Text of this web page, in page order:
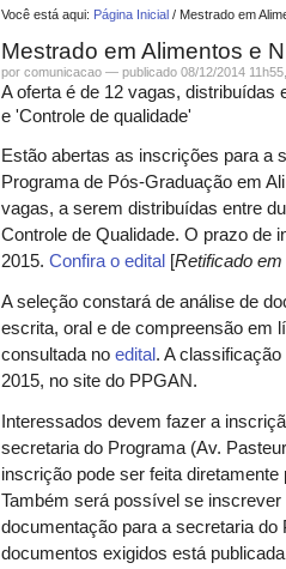
Você está aqui: Página Inicial / Mestrado em
Mestrado em Alimentos e
por comunicacao —publicado 08/12/2014
A oferta é de 12 vagas, distribuídas
e 'Controle de qualidade'
Estão abertas as inscrições para a
Programa de Pós-Graduação em
vagas, a serem distribuídas entre
Controle de Qualidade. O prazo de
2015.Confira o edital [Retificado
A seleção constará de análise de
escrita, oral e de compreensão em
consultada noedital. A
2015, no site do PPGAN.
Interessados devem fazer a
secretaria do Programa (Av.
inscrição pode ser feita
Também será possível se
documentação para a secretaria do
documentos exigidos está